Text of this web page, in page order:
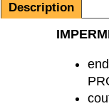
Description